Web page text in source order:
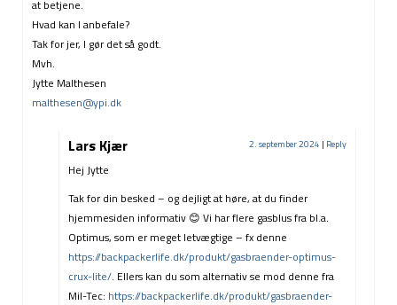
at betjene.
Hvad kan I anbefale?
Tak for jer, I gør det så godt.
Mvh.
Jytte Malthesen
malthesen@ypi.dk
Lars Kjær 2. september 2024 | Reply
Hej Jytte
Tak for din besked – og dejligt at høre, at du finder
hjemmesiden informativ 😊 Vi har flere gasblus fra bl.a.
Optimus, som er meget letvægtige – fx denne
https://backpackerlife.dk/produkt/gasbraender-optimus-
crux-lite/. Ellers kan du som alternativ se mod denne fra
Mil-Tec: https://backpackerlife.dk/produkt/gasbraender-